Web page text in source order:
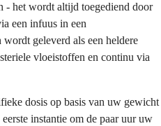
- het wordt altijd toegediend door
een infuus in een
geleverd als een heldere
vloeistoffen en continu via
dosis op basis van uw gewicht
instantie om de paar uur uw